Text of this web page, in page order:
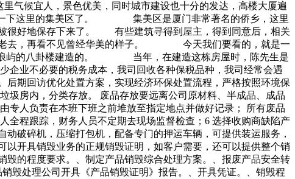
候宜人，景色优美，同时城市建设也十分的发达，高楼大厦遍
提一下这里的集美区了。 集美区是厦门非常著名的侨乡，这里
被很好地保存下来了。 有些建筑寻得到屋主，得到同意后，相关
渐老去，再看不见曾经华美的样子。 今天我们要看的，就是一
浪屿的八卦楼建造的。 当年，在建造这栋房屋时，陈先生是
企业不必要的税务成本，我司回收各种保税品种，我司经常会遇
期回访优化处置方案，实现经济环保处置流程，严格按照环境保
圾房内，分类存放。 废品存放要远离公司原材料、半成品、成品
专人负责在本班下班之前堆放至指定地点并做好记录； 所有废品
全程跟踪，财务人员不定期去现场监督检查；6 选择收购商缺陷产
破碎机，压缩打包机，配备专门的押运车辆，可提供装运服务，
开具销毁业务的正规销毁证明，如客户需要，还可以提供整个销
的程度要求。、制定产品销毁综合处理方案。、报废产品安全转
毁处理公司开具《产品销毁证明》报告。、开具凭证。、销毁程